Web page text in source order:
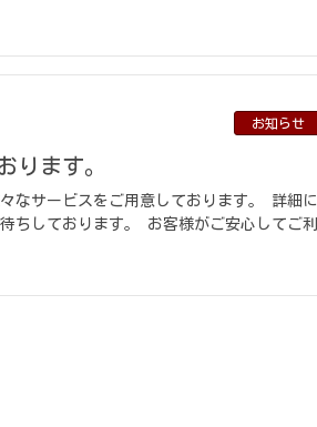
お知らせ
ります。
なサービスをご用意しております。 詳細に
ちしております。 お客様がご安心してご利